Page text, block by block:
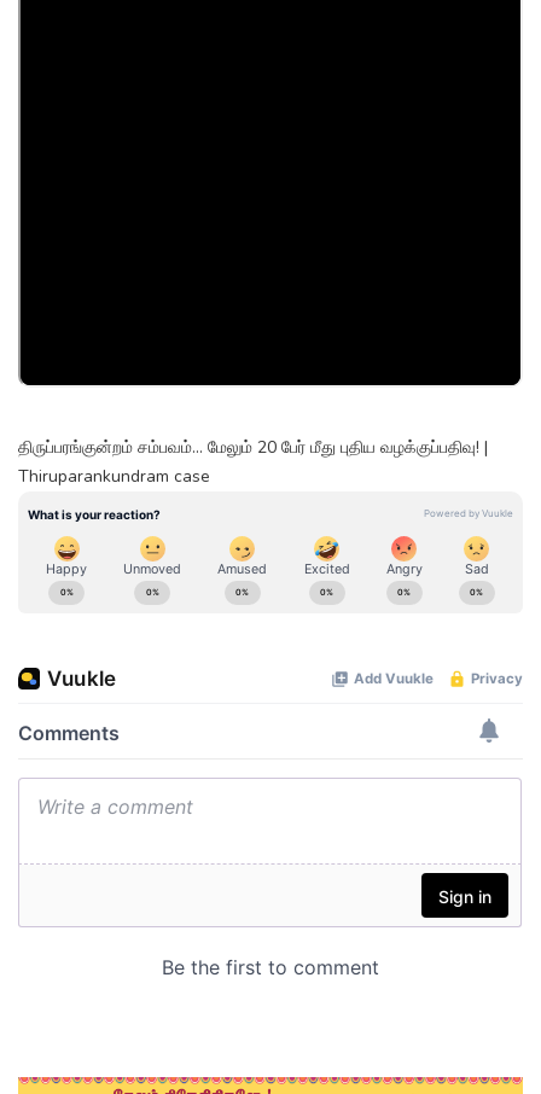
திருப்பரங்குன்றம் சம்பவம்... மேலும் 20 பேர் மீது புதிய வழக்குப்பதிவு! |
Thiruparankundram case